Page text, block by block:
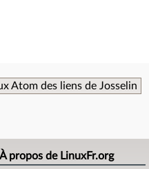
Atom des liens de Josselin
À propos de LinuxFr.org